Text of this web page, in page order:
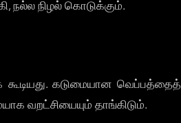
நல்ல நிழல் கொடுக்கும்.
கூடியது. கடுமையான வெப்பத்தைத்
வறட்சியையும் தாங்கிடும்.